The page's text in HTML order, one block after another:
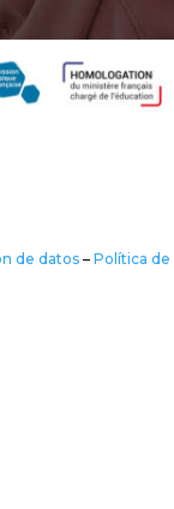
de datos– Política de